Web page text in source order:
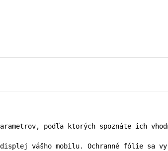
podľa ktorých spoznáte ich
vášho mobilu. Ochranné fólie sa